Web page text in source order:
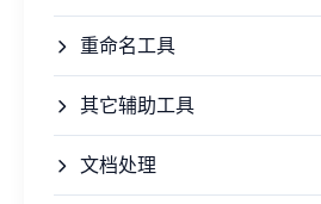
重命名工具
其它辅助工具
文档处理